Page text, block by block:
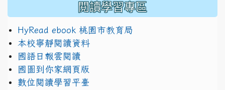
閱讀學習專區
HyRead ebook 桃園市教育局
本校寧靜閱讀資料
國語日報雲閱讀
國圖到你家網頁版
數位閱讀學習平臺